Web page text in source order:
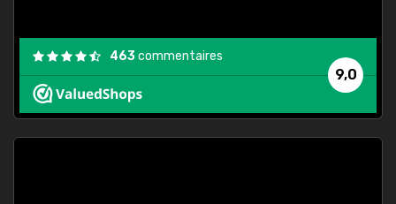
9,0
463commentaires